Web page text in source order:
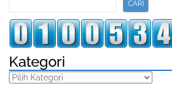
CARI
Kategori
Kategori